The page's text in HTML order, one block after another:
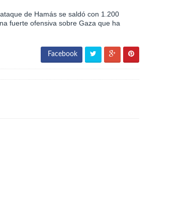
de Hamás se saldó con 1.200
fuerte ofensiva sobre Gaza que ha
Facebook